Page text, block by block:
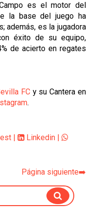
es el motor del
la base del juego ha
además, es la jugadora
éxito de su equipo,
de acierto en regates
FCy su Cantera en
.
Linkedin
Página siguiente➡️